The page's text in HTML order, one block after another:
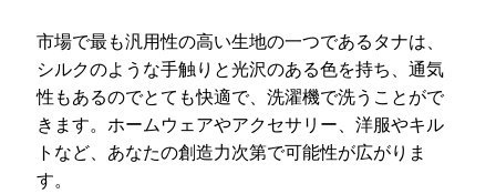
市場で最も汎用性の高い生地の一つであるタナは、
シルクのような手触りと光沢のある色を持ち、通気
性もあるのでとても快適で、洗濯機で洗うことがで
きます。ホームウェアやアクセサリー、洋服やキル
トなど、あなたの創造力次第で可能性が広がりま
す。